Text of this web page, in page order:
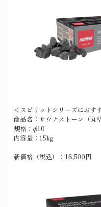
＜スピリットシリーズにおす
商品名：サウナストーン（丸型
規格：φ10
内容量：15kg
新価格（税込）：16,500円